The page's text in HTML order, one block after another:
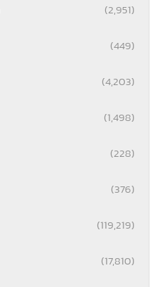
(2,951)
(449)
(4,203)
(1,498)
(228)
(376)
(119,219)
(17,810)